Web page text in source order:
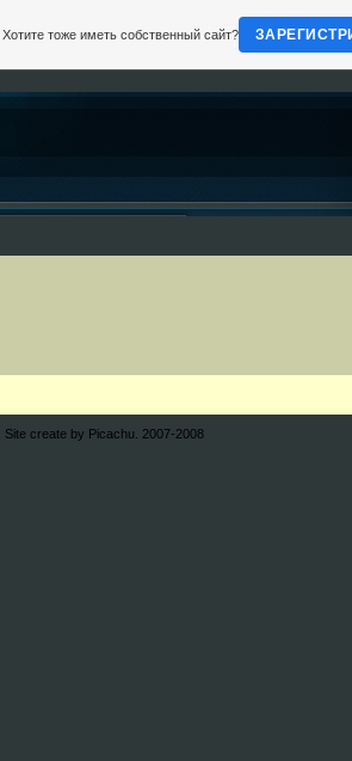
Site create by Picachu. 2007-2008
. Хотите тоже иметь собственный сайт?